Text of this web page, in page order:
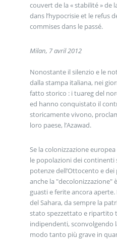
couvert de la « stabilité » de
dans l’hypocrisie et le refus
commises dans le passé.
Milan, 7 avril 2012
Nonostante il silenzio e le
dalla stampa italiana, nei
fatto storico : i tuareg del
ed hanno conquistato il
storicamente vivono,
loro paese, l’Azawad.
Se la colonizzazione
le popolazioni dei continenti
potenze dell’Ottocento e
anche la "decolonizzazione"
guasti e ferite ancora
del Sahara, da sempre la
stato spezzettato e ripartito
indipendenti, sconvolgendo
modo tanto più grave in